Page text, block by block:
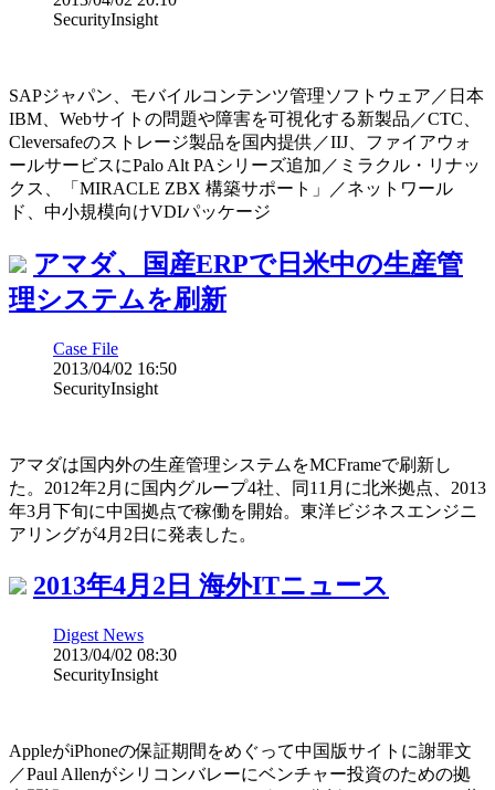
SecurityInsight
SAPジャパン、モバイルコンテンツ管理ソフトウェア／日本
IBM、Webサイトの問題や障害を可視化する新製品／CTC、
Cleversafeのストレージ製品を国内提供／IIJ、ファイアウォ
ールサービスにPalo Alt PAシリーズ追加／ミラクル・リナッ
クス、「MIRACLE ZBX 構築サポート」／ネットワール
ド、中小規模向けVDIパッケージ
アマダ、国産ERPで日米中の生産管
理システムを刷新
Case File
2013/04/02 16:50
SecurityInsight
アマダは国内外の生産管理システムをMCFrameで刷新し
た。2012年2月に国内グループ4社、同11月に北米拠点、2013
年3月下旬に中国拠点で稼働を開始。東洋ビジネスエンジニ
アリングが4月2日に発表した。
2013年4月2日 海外ITニュース
Digest News
2013/04/02 08:30
SecurityInsight
AppleがiPhoneの保証期間をめぐって中国版サイトに謝罪文
／Paul Allenがシリコンバレーにベンチャー投資のための拠